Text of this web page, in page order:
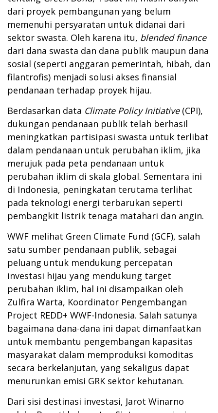
dari proyek pembangunan yang belum
memenuhi persyaratan untuk didanai dari
sektor swasta. Oleh karena itu, blended finance
dari dana swasta dan dana publik maupun dana
sosial (seperti anggaran pemerintah, hibah, dan
filantrofis) menjadi solusi akses finansial
pendanaan terhadap proyek hijau.
Berdasarkan data Climate Policy Initiative(CPI),
dukungan pendanaan publik telah berhasil
meningkatkan partisipasi swasta untuk terlibat
dalam pendanaan untuk perubahan iklim, jika
merujuk pada peta pendanaan untuk
perubahan iklim di skala global. Sementara ini
di Indonesia, peningkatan terutama terlihat
pada teknologi energi terbarukan seperti
pembangkit listrik tenaga matahari dan angin.
WWF melihat Green Climate Fund (GCF), salah
satu sumber pendanaan publik, sebagai
peluang untuk mendukung percepatan
investasi hijau yang mendukung target
perubahan iklim, hal ini disampaikan oleh
Zulfira Warta, Koordinator Pengembangan
Project REDD+ WWF-Indonesia. Salah satunya
bagaimana dana-dana ini dapat dimanfaatkan
untuk membantu pengembangan kapasitas
masyarakat dalam memproduksi komoditas
secara berkelanjutan, yang sekaligus dapat
menurunkan emisi GRK sektor kehutanan.
Dari sisi destinasi investasi, Jarot Winarno